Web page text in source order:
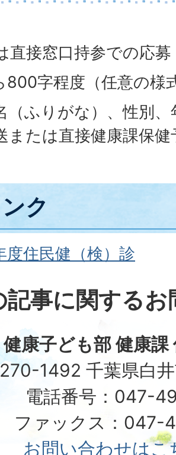
直接窓口持参での応募
800字程度（任意の様
（ふりがな）、性別
または直接健康課保
ク
度住民健（検）診
記事に関する
健康子ども部 健康課
1492 千葉県白
電話番号：047-
ファックス：047-
お問い合わせはこ